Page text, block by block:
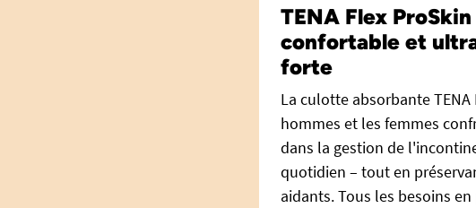
TENA Flex
confortable et
forte
La culotte absorbante
hommes et les femmes
dans la gestion de
quotidien – tout en
aidants. Tous les besoins en